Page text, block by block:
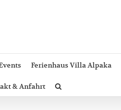
Ferienhaus Villa Alpaka
& Anfahrt